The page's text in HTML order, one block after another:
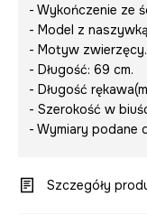
- Wykończenie ze
- Model z
- Motyw zwierzęcy.
- Długość: 69 cm.
- Długość
- Szerokość w
- Wymiary podane
Szczegóły